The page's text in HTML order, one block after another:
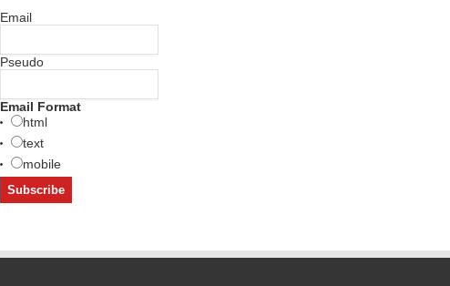
Email
Pseudo
Email Format
html
text
mobile